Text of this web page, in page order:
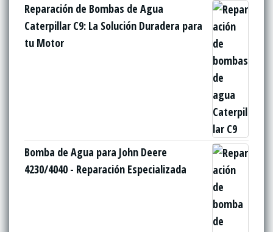
Reparación de Bombas de Agua
Caterpillar C9: La Solución Duradera para
tu Motor
Bomba de Agua para John Deere
4230/4040 - Reparación Especializada